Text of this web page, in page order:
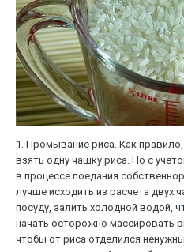
1. Промывание риса. Как
взять одну чашку риса. Но с
в процессе поедания
лучше исходить из расчета
посуду, залить холодной водой,
начать осторожно массировать
чтобы от риса отделился